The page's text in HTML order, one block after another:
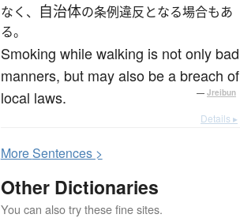
なく、 自治体の条例違反となる場合もあ
る。
Smoking while walking is not only bad
manners, but may also be a breach of
local laws.
— Jreibun
Details ▸
MoreSentences >
Other Dictionaries
You can also try these fine sites.